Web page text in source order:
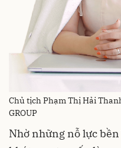
Chủ tịch Phạm Thị Hải
GROUP
Nhờ những nỗ lực